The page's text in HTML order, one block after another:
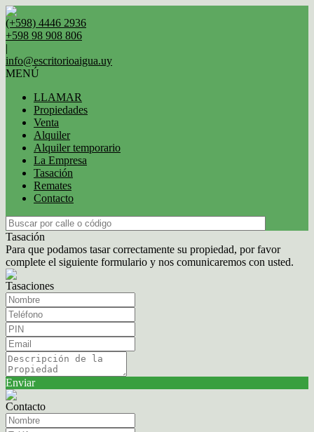
(+598) 4446 2936
+598 98 908 806
|
info@escritorioaigua.uy
MENÚ
LLAMAR
Propiedades
Venta
Alquiler
Alquiler temporario
La Empresa
Tasación
Remates
Contacto
Tasación
Para que podamos tasar correctamente su propiedad, por favor
complete el siguiente formulario y nos comunicaremos con usted.
Tasaciones
Enviar
Contacto